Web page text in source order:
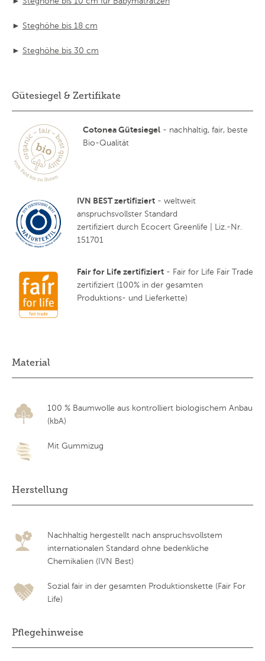
► Steghöhe bis 18 cm
► Steghöhe bis 30 cm
Gütesiegel & Zertifikate
Cotonea Gütesiegel - nachhaltig, fair, beste
Bio-Qualität
IVN BEST zertifiziert - weltweit
anspruchsvollster Standard
zertifiziert durch Ecocert Greenlife | Liz.-Nr.
151701
Fair for Life zertifiziert - Fair for Life Fair Trade
zertifiziert (100% in der gesamten
Produktions- und Lieferkette)
Material
100 % Baumwolle aus kontrolliert biologischem Anbau
(kbA)
Mit Gummizug
Herstellung
Nachhaltig hergestellt nach anspruchsvollstem
internationalen Standard ohne bedenkliche
Chemikalien (IVN Best)
Sozial fair in der gesamten Produktionskette (Fair For
Life)
Pflegehinweise